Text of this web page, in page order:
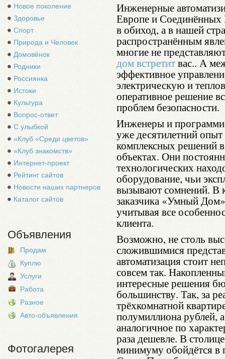
Новое поколение
Здоровье
Спорт
Природа и Человек
Домовёнок
Родники
Россиянка
Истоки
Культура
Вопрос-ответ
С улыбкой
«Клуб «Среди цветов»
«Клуб знакомств»
Интернет-проект
Рейтинг сайтов
Новости наших партнеров
Каталог сайтов
Объявления
Продам
Куплю
Услуги
Работа
Разное
Авто-объявления
Фотогалерея
Инженерные
Европе и
в обиход, а в нашей
распространённым
многие не
дом встретитвас.. А
эффективное
электрическую и
оперативное решение
проблем безопасности.
Инженеры и
уже десятилетний
комплексных решений
объектах. Они
технологических
оборудование, чьи
вызывают сомнений. В
заказчика «Умный
учитывая все
клиента.
Возможно, не столь
сложившимися
автоматизация стоит
совсем так.
интересные решения
большинству. Так, за
трёхкомнатной
полумиллиона рублей,
аналогичное по
раза дешевле. В
минимуму обойдётся